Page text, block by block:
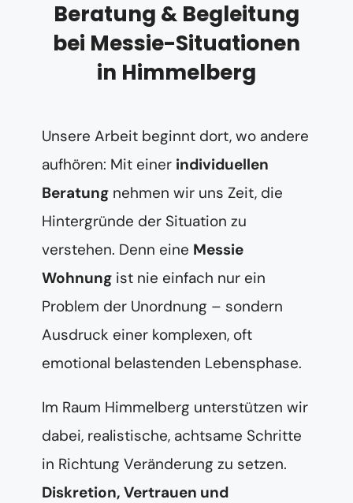
Beratung & Begleitung
bei Messie-Situationen
in Himmelberg
Unsere Arbeit beginnt dort, wo andere
aufhören: Mit einer individuellen
Beratung nehmen wir uns Zeit, die
Hintergründe der Situation zu
verstehen. Denn eine Messie
Wohnung ist nie einfach nur ein
Problem der Unordnung – sondern
Ausdruck einer komplexen, oft
emotional belastenden Lebensphase.
Im Raum Himmelberg unterstützen wir
dabei, realistische, achtsame Schritte
in Richtung Veränderung zu setzen.
Diskretion, Vertrauen und